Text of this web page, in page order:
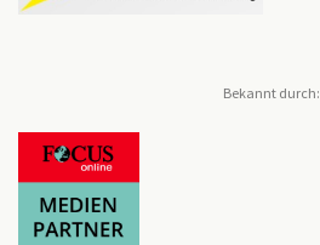
Bekannt durch: